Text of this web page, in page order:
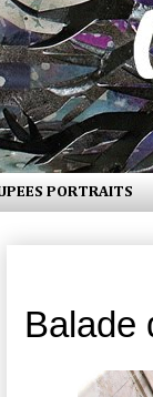
PORTRAITS
Balade